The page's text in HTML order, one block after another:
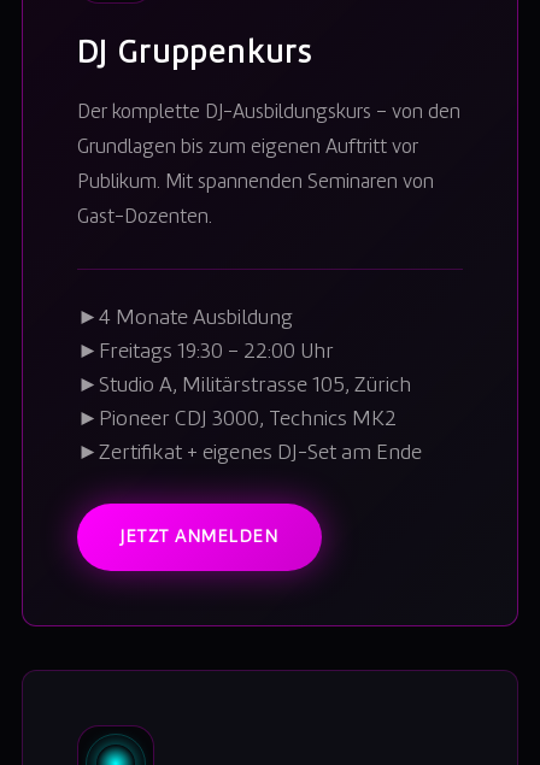
DJ Gruppenkurs
Der komplette DJ-Ausbildungskurs – von den
Grundlagen bis zum eigenen Auftritt vor
Publikum. Mit spannenden Seminaren von
Gast-Dozenten.
► 4 Monate Ausbildung
► Freitags 19:30 – 22:00 Uhr
► Studio A, Militärstrasse 105, Zürich
► Pioneer CDJ 3000, Technics MK2
► Zertifikat + eigenes DJ-Set am Ende
JETZT ANMELDEN